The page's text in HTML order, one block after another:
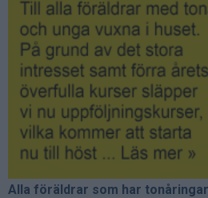
Alla föräldrar som har tonåringar